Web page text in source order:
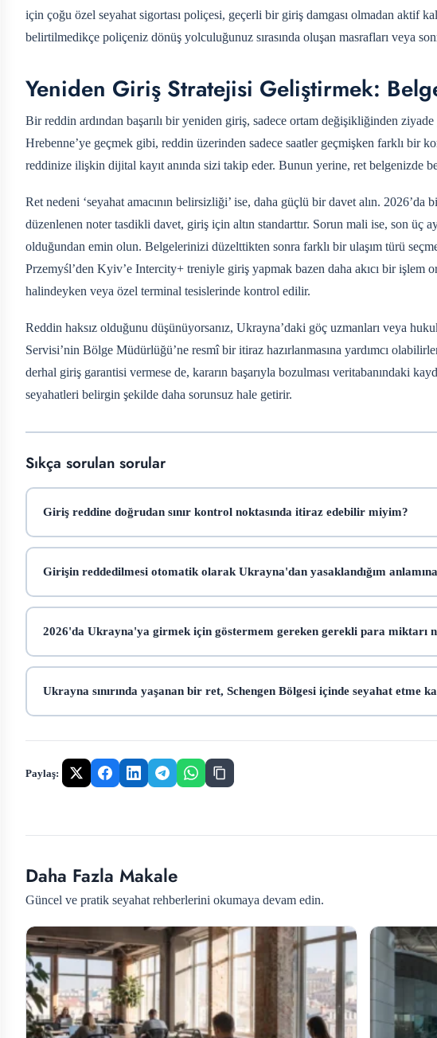
için çoğu özel seyahat sigortası poliçesi, geçerli bir giriş damgası olmadan aktif
belirtilmedikçe poliçeniz dönüş yolculuğunuz sırasında oluşan masrafları veya
Yeniden Giriş Stratejisi Geliştirmek:
Bir reddin ardından başarılı bir yeniden giriş, sadece ortam değişikliğinden
Hrebenne’ye geçmek gibi, reddin üzerinden sadece saatler geçmişken farklı bir
reddinize ilişkin dijital kayıt anında sizi takip eder. Bunun yerine, ret belgenizde
Ret nedeni ‘seyahat amacının belirsizliği’ ise, daha güçlü bir davet alın.
düzenlenen noter tasdikli davet, giriş için altın standarttır. Sorun mali ise, son üç
olduğundan emin olun. Belgelerinizi düzelttikten sonra farklı bir ulaşım türü
Przemyśl’den Kyiv’e Intercity+ treniyle giriş yapmak bazen daha akıcı bir işlem
halindeyken veya özel terminal tesislerinde kontrol edilir.
Reddin haksız olduğunu düşünüyorsanız, Ukrayna’daki göç uzmanları veya
Servisi’nin Bölge Müdürlüğü’ne resmî bir itiraz hazırlanmasına yardımcı
derhal giriş garantisi vermese de, kararın başarıyla bozulması veritabanındaki
seyahatleri belirgin şekilde daha sorunsuz hale getirir.
Sıkça sorulan sorular
Giriş reddine doğrudan sınır kontrol noktasında itiraz edebilir miyim?
Girişin reddedilmesi otomatik olarak Ukrayna'dan yasaklandığım
2026'da Ukrayna'ya girmek için göstermem gereken gerekli para miktarı
Ukrayna sınırında yaşanan bir ret, Schengen Bölgesi içinde seyahat etme
Paylaş:
Daha Fazla Makale
Güncel ve pratik seyahat rehberlerini okumaya devam edin.